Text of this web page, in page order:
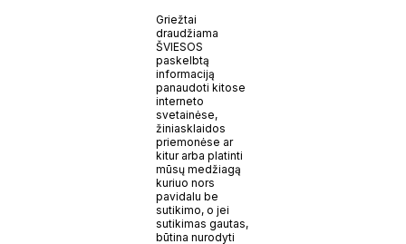
Griežtai
draudžiama
ŠVIESOS
paskelbtą
informaciją
panaudoti kitose
interneto
svetainėse,
žiniasklaidos
priemonėse ar
kitur arba platinti
mūsų medžiagą
kuriuo nors
pavidalu be
sutikimo, o jei
sutikimas gautas,
būtina nurodyti